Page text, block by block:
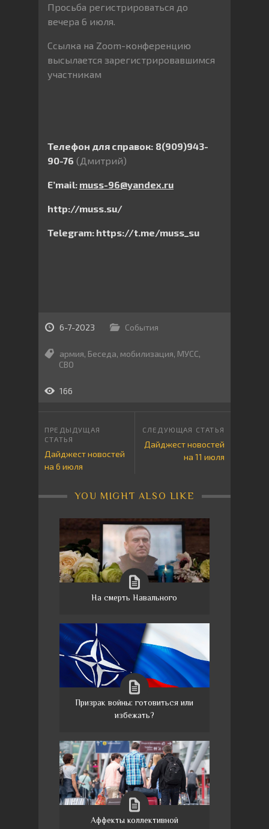
Просьба регистрироваться до
вечера 6 июля.
Ссылка на Zoom-конференцию
высылается зарегистрировавшимся
участникам
Телефон для справок: 8(909)943-
90-76 (Дмитрий)
E’mail: muss-96@yandex ru
http://muss su/
Telegram: https://t me/muss su
6-7-2023 События
армия, Беседа, мобилизация, МУСС,
СВО
166
Дайджест новостей
на 6 июля
Дайджест новостей
на 11 июля
YOU MIGHT ALSO LIKE
На смерть Навального
Призрак войны: готовиться или
избежать?
Аффекты коллективной